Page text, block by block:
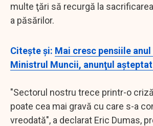
multe ţări să recurgă la
a păsărilor.
Citeşte şi: Mai cresc pensiile
Ministrul Muncii, anunţul
"Sectorul nostru trece printr-o
poate cea mai gravă cu care s-a
vreodată", a declarat Eric Dumas,